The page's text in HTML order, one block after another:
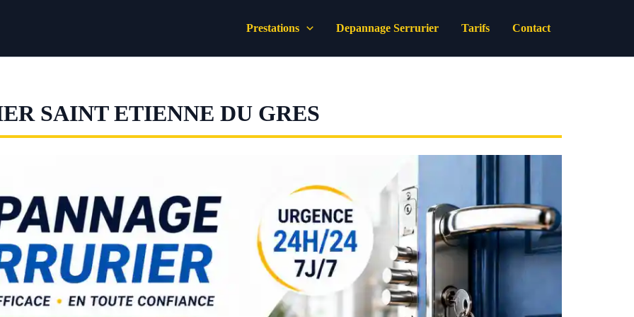
Prestations Depannage Serrurier Tarifs Contact
SAINT ETIENNE DU GRES